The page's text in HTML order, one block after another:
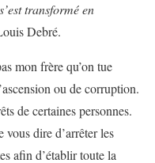
transformé en
Debré.
mon frère qu’on tue
ou de corruption.
de certaines personnes.
vous dire d’arrêter les
afin d’établir toute la